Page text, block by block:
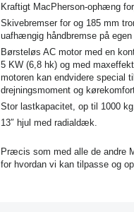
Kraftigt MacPherson-ophæng
Skivebremser for og 185 mm
uafhængig håndbremse på egen
Børsteløs AC motor med en
5 KW (6,8 hk) og med
motoren kan endvidere special
drejningsmoment og
Stor lastkapacitet, op til 1000 kg.
13″ hjul med radialdæk.
Præcis som med alle de andre
for hvordan vi kan tilpasse og